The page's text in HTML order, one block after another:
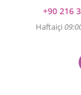
+90 216
Haftaiçi